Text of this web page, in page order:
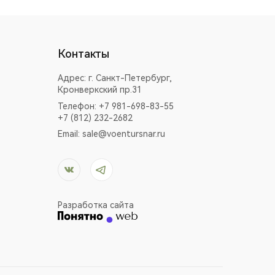
Контакты
Адрес:г. Санкт-Петербург,
Кронверкский пр.31
Телефон: +7 981-698-83-55
+7 (812) 232-2682
Email:sale@voentursnar.ru
Разработка сайта